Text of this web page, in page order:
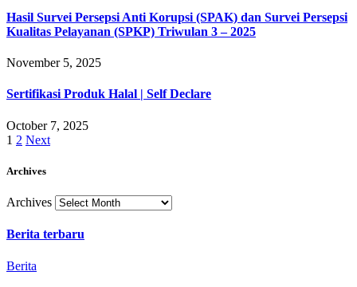
Hasil Survei Persepsi Anti Korupsi (SPAK) dan Survei Persepsi
Kualitas Pelayanan (SPKP) Triwulan 3 – 2025
November 5, 2025
Sertifikasi Produk Halal | Self Declare
October 7, 2025
1 2 Next
Archives
Archives
Berita terbaru
Berita